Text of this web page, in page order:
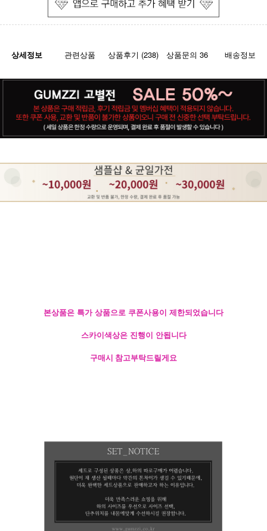
상세정보 관련상품 상품후기 (238) 상품문의 36 배송정보
본상품은 특가 상품으로 쿠폰사용이 제한되었습니다
스카이색상은 진행이 안됩니다
구매시 참고부탁드릴게요